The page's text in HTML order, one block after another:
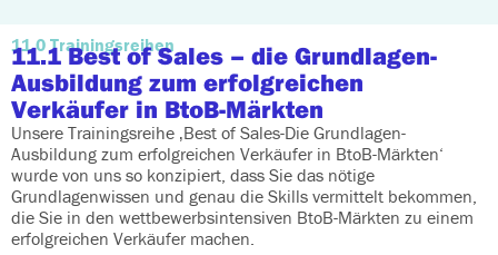
11.0 Trainingsreihen
11.1 Best of Sales – die Grundlagen-
Ausbildung zum erfolgreichen
Verkäufer in BtoB-Märkten
Unsere Trainingsreihe ‚Best of Sales-Die Grundlagen-
Ausbildung zum erfolgreichen Verkäufer in BtoB-Märkten‘
wurde von uns so konzipiert, dass Sie das nötige
Grundlagenwissen und genau die Skills vermittelt bekommen,
die Sie in den wettbewerbsintensiven BtoB-Märkten zu einem
erfolgreichen Verkäufer machen.